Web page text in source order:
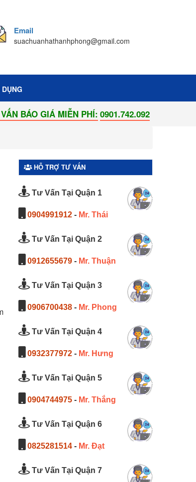
Email
suachuanhathanhphong@gmail.com
0901.742.092
HỖ TRỢ TƯ VẤN
Tư Vấn Tại Quận 1
0904991912 - Mr. Thái
Tư Vấn Tại Quận 2
0912655679 - Mr. Thuận
Tư Vấn Tại Quận 3
0906700438 - Mr. Phong
Tư Vấn Tại Quận 4
0932377972 - Mr. Hưng
Tư Vấn Tại Quận 5
0904744975 - Mr. Thắng
Tư Vấn Tại Quận 6
0825281514 - Mr. Đạt
Tư Vấn Tại Quận 7